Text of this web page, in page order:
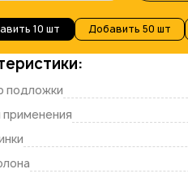
10 шт Добавить 50 шт
подложки